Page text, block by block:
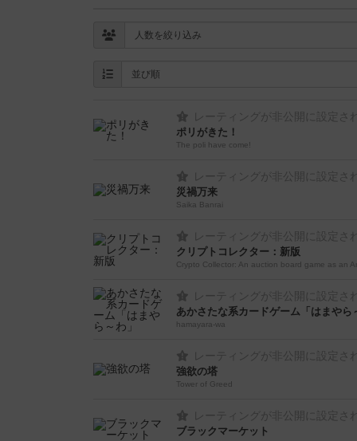
レーティングが非公開に設定さ
ポリがきた！
The poli have come!
レーティングが非公開に設定さ
災禍万来
Saika Banrai
レーティングが非公開に設定さ
クリプトコレクター：新版
Crypto Collector: An auction board game as an
レーティングが非公開に設定さ
あかさたな系カードゲーム「はまやら
hamayara-wa
レーティングが非公開に設定さ
強欲の塔
Tower of Greed
レーティングが非公開に設定さ
ブラックマーケット